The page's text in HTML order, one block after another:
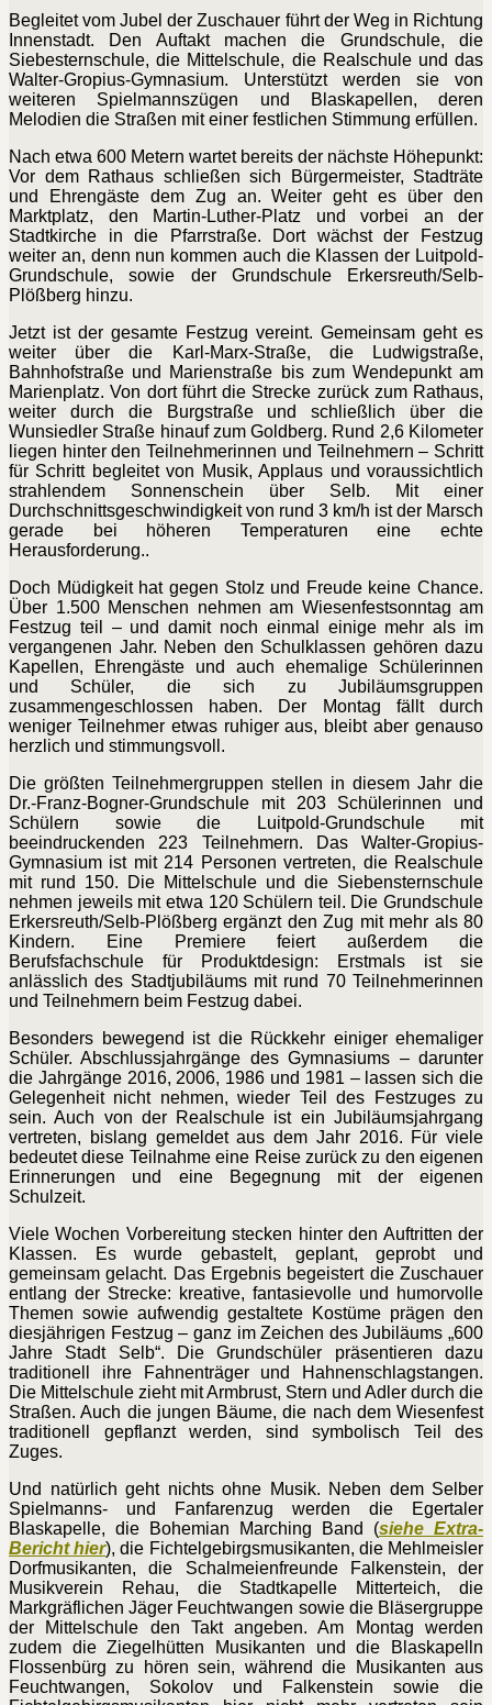
Begleitet vom Jubel der Zuschauer führt der Weg in Richtung
Innenstadt. Den Auftakt machen die Grundschule, die
Siebesternschule, die Mittelschule, die Realschule und das
Walter-Gropius-Gymnasium. Unterstützt werden sie von
weiteren Spielmannszügen und Blaskapellen, deren
Melodien die Straßen mit einer festlichen Stimmung erfüllen.
Nach etwa 600 Metern wartet bereits der nächste Höhepunkt:
Vor dem Rathaus schließen sich Bürgermeister, Stadträte
und Ehrengäste dem Zug an. Weiter geht es über den
Marktplatz, den Martin-Luther-Platz und vorbei an der
Stadtkirche in die Pfarrstraße. Dort wächst der Festzug
weiter an, denn nun kommen auch die Klassen der Luitpold-
Grundschule, sowie der Grundschule Erkersreuth/Selb-
Plößberg hinzu.
Jetzt ist der gesamte Festzug vereint. Gemeinsam geht es
weiter über die Karl-Marx-Straße, die Ludwigstraße,
Bahnhofstraße und Marienstraße bis zum Wendepunkt am
Marienplatz. Von dort führt die Strecke zurück zum Rathaus,
weiter durch die Burgstraße und schließlich über die
Wunsiedler Straße hinauf zum Goldberg. Rund 2,6 Kilometer
liegen hinter den Teilnehmerinnen und Teilnehmern – Schritt
für Schritt begleitet von Musik, Applaus und voraussichtlich
strahlendem Sonnenschein über Selb. Mit einer
Durchschnittsgeschwindigkeit von rund 3 km/h ist der Marsch
gerade bei höheren Temperaturen eine echte
Herausforderung..
Doch Müdigkeit hat gegen Stolz und Freude keine Chance.
Über 1.500 Menschen nehmen am Wiesenfestsonntag am
Festzug teil – und damit noch einmal einige mehr als im
vergangenen Jahr. Neben den Schulklassen gehören dazu
Kapellen, Ehrengäste und auch ehemalige Schülerinnen
und Schüler, die sich zu Jubiläumsgruppen
zusammengeschlossen haben. Der Montag fällt durch
weniger Teilnehmer etwas ruhiger aus, bleibt aber genauso
herzlich und stimmungsvoll.
Die größten Teilnehmergruppen stellen in diesem Jahr die
Dr.-Franz-Bogner-Grundschule mit 203 Schülerinnen und
Schülern sowie die Luitpold-Grundschule mit
beeindruckenden 223 Teilnehmern. Das Walter-Gropius-
Gymnasium ist mit 214 Personen vertreten, die Realschule
mit rund 150. Die Mittelschule und die Siebensternschule
nehmen jeweils mit etwa 120 Schülern teil. Die Grundschule
Erkersreuth/Selb-Plößberg ergänzt den Zug mit mehr als 80
Kindern. Eine Premiere feiert außerdem die
Berufsfachschule für Produktdesign: Erstmals ist sie
anlässlich des Stadtjubiläums mit rund 70 Teilnehmerinnen
und Teilnehmern beim Festzug dabei.
Besonders bewegend ist die Rückkehr einiger ehemaliger
Schüler. Abschlussjahrgänge des Gymnasiums – darunter
die Jahrgänge 2016, 2006, 1986 und 1981 – lassen sich die
Gelegenheit nicht nehmen, wieder Teil des Festzuges zu
sein. Auch von der Realschule ist ein Jubiläumsjahrgang
vertreten, bislang gemeldet aus dem Jahr 2016. Für viele
bedeutet diese Teilnahme eine Reise zurück zu den eigenen
Erinnerungen und eine Begegnung mit der eigenen
Schulzeit.
Viele Wochen Vorbereitung stecken hinter den Auftritten der
Klassen. Es wurde gebastelt, geplant, geprobt und
gemeinsam gelacht. Das Ergebnis begeistert die Zuschauer
entlang der Strecke: kreative, fantasievolle und humorvolle
Themen sowie aufwendig gestaltete Kostüme prägen den
diesjährigen Festzug – ganz im Zeichen des Jubiläums „600
Jahre Stadt Selb“. Die Grundschüler präsentieren dazu
traditionell ihre Fahnenträger und Hahnenschlagstangen.
Die Mittelschule zieht mit Armbrust, Stern und Adler durch die
Straßen. Auch die jungen Bäume, die nach dem Wiesenfest
traditionell gepflanzt werden, sind symbolisch Teil des
Zuges.
Und natürlich geht nichts ohne Musik. Neben dem Selber
Spielmanns- und Fanfarenzug werden die Egertaler
Blaskapelle, die Bohemian Marching Band (siehe Extra-
Bericht hier), die Fichtelgebirgsmusikanten, die Mehlmeisler
Dorfmusikanten, die Schalmeienfreunde Falkenstein, der
Musikverein Rehau, die Stadtkapelle Mitterteich, die
Markgräflichen Jäger Feuchtwangen sowie die Bläsergruppe
der Mittelschule den Takt angeben. Am Montag werden
zudem die Ziegelhütten Musikanten und die Blaskapelln
Flossenbürg zu hören sein, während die Musikanten aus
Feuchtwangen, Sokolov und Falkenstein sowie die